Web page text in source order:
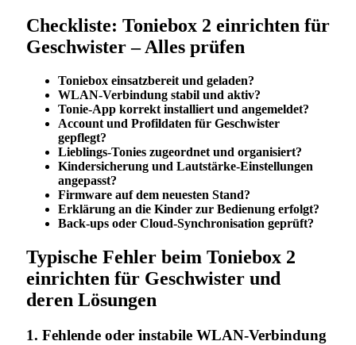
Checkliste: Toniebox 2 einrichten für
Geschwister – Alles prüfen
Toniebox einsatzbereit und geladen?
WLAN-Verbindung stabil und aktiv?
Tonie-App korrekt installiert und angemeldet?
Account und Profildaten für Geschwister
gepflegt?
Lieblings-Tonies zugeordnet und organisiert?
Kindersicherung und Lautstärke-Einstellungen
angepasst?
Firmware auf dem neuesten Stand?
Erklärung an die Kinder zur Bedienung erfolgt?
Back-ups oder Cloud-Synchronisation geprüft?
Typische Fehler beim Toniebox 2
einrichten für Geschwister und
deren Lösungen
1. Fehlende oder instabile WLAN-Verbindung